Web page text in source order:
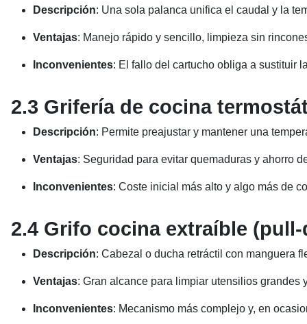
Descripción: Una sola palanca unifica el caudal y la
Ventajas: Manejo rápido y sencillo, limpieza sin
Inconvenientes: El fallo del cartucho obliga a sustituir
2.3 Grifería de cocina
Descripción: Permite preajustar y mantener una
Ventajas: Seguridad para evitar quemaduras y ahorro
Inconvenientes: Coste inicial más alto y algo más de
2.4 Grifo cocina extraíble
Descripción: Cabezal o ducha retráctil con manguera
Ventajas: Gran alcance para limpiar utensilios grandes
Inconvenientes: Mecanismo más complejo y, en